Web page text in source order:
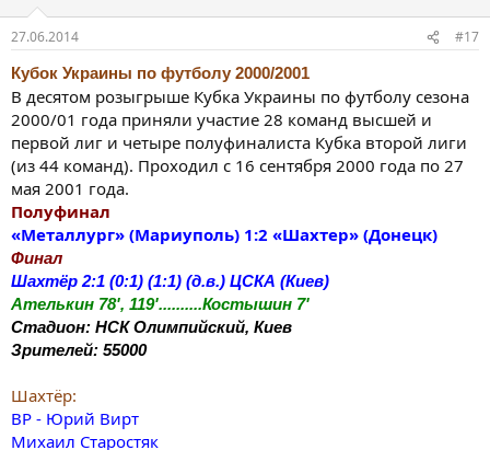
27.06.2014
#17
Кубок Украины по футболу 2000/2001
В десятом розыгрыше Кубка Украины по футболу сезона
2000/01 года приняли участие 28 команд высшей и
первой лиг и четыре полуфиналиста Кубка второй лиги
(из 44 команд). Проходил с 16 сентября 2000 года по 27
мая 2001 года.
Полуфинал
«Металлург» (Мариуполь) 1:2 «Шахтер» (Донецк)
Финал
Шахтёр 2:1 (0:1) (1:1) (д.в.) ЦСКА (Киев)
Ателькин 78', 119'..........Костышин 7'
Стадион: НСК Олимпийский, Киев
Зрителей: 55000
Шахтёр:
ВР - Юрий Вирт
Михаил Старостяк